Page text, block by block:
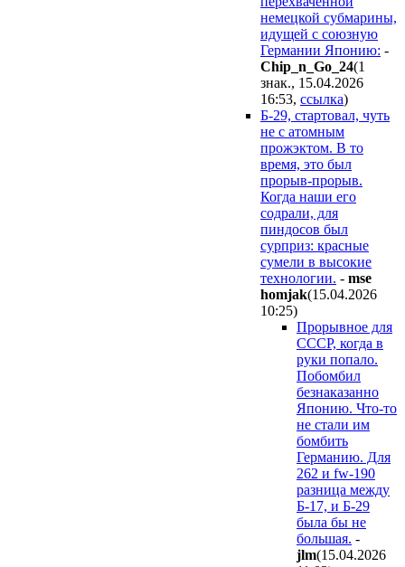
немецкой субмарины,
идущей с союзную
Германии Японию: -
Chip_n_Go_24(1
знак., 15.04.2026
16:53, ссылка)
Б-29, стартовал, чуть
не с атомным
прожэктом. В то
время, это был
прорыв-прорыв.
Когда наши его
содрали, для
пиндосов был
сурприз: красные
сумели в высокие
технологии. - mse
homjak(15.04.2026
10:25)
Прорывное для
СССР, когда в
руки попало.
Побомбил
безнаказанно
Японию. Что-то
не стали им
бомбить
Германию. Для
262 и fw-190
разница между
Б-17, и Б-29
была бы не
большая. -
jlm(15.04.2026